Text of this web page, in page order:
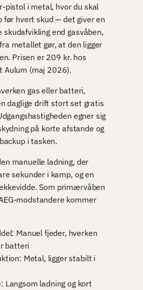
pistol i metal, hvor du skal
før hvert skud — det giver en
skudafvikling end gasvåben,
metallet gør, at den ligger
Prisen er 209 kr. hos
Aulum (maj 2026).
gas eller batteri,
daglige drift stort set gratis
egner sig
på korte afstande og
i tasken.
manuelle ladning, der
sekunder i kamp, og en
Som primærvåben
modstandere kommer
Manuel fjeder, hverken
batteri
Metal, ligger stabilt i
Langsom ladning og kort